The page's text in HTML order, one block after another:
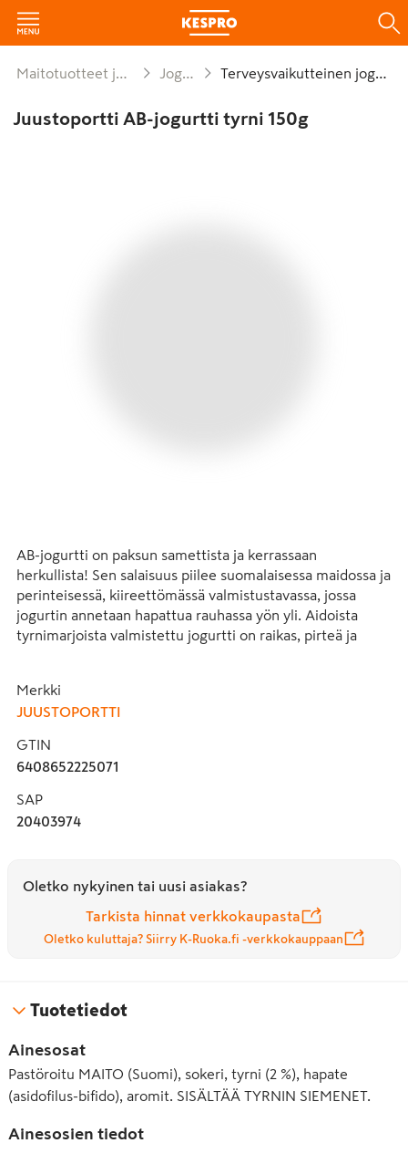
Maitotuotteet ja munat Jogurtit Terveysvaikutteinen jogurtti
Juustoportti AB-jogurtti tyrni 150g
AB-jogurtti on paksun samettista ja kerrassaan
herkullista! Sen salaisuus piilee suomalaisessa maidossa ja
perinteisessä, kiireettömässä valmistustavassa, jossa
jogurtin annetaan hapattua rauhassa yön yli. Aidoista
tyrnimarjoista valmistettu jogurtti on raikas, pirteä ja
merkki. Juustoportti on jalasjärveläinen perheyritys, joka
tunnetaan laadukkaista ja herkullisista tuotteistaan.
muassa juustoja, maitotuotteita, välipaloja sekä kaura- ja
ruokatuotteita.
Merkki
JUUSTOPORTTI
GTIN
6408652225071
SAP
20403974
Oletko nykyinen tai uusi asiakas?
Tarkista hinnat verkkokaupasta
Oletko kuluttaja? Siirry K-Ruoka.fi -verkkokauppaan
Tuotetiedot
Ainesosat
Pastöroitu MAITO (Suomi), sokeri, tyrni (2 %), hapate
(asidofilus-bifido), aromit. SISÄLTÄÄ TYRNIN SIEMENET.
Ainesosien tiedot